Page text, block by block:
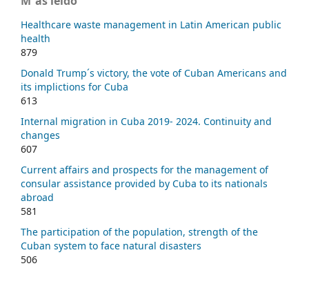
Healthcare waste management in Latin American public
health
879
Donald Trump´s victory, the vote of Cuban Americans and
its implictions for Cuba
613
Internal migration in Cuba 2019- 2024. Continuity and
changes
607
Current affairs and prospects for the management of
consular assistance provided by Cuba to its nationals
abroad
581
The participation of the population, strength of the
Cuban system to face natural disasters
506